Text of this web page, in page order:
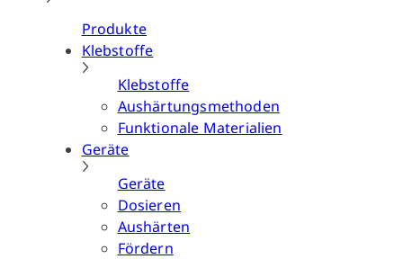
Produkte
Klebstoffe
Klebstoffe
Aushärtungsmethoden
Funktionale Materialien
Geräte
Geräte
Dosieren
Aushärten
Fördern